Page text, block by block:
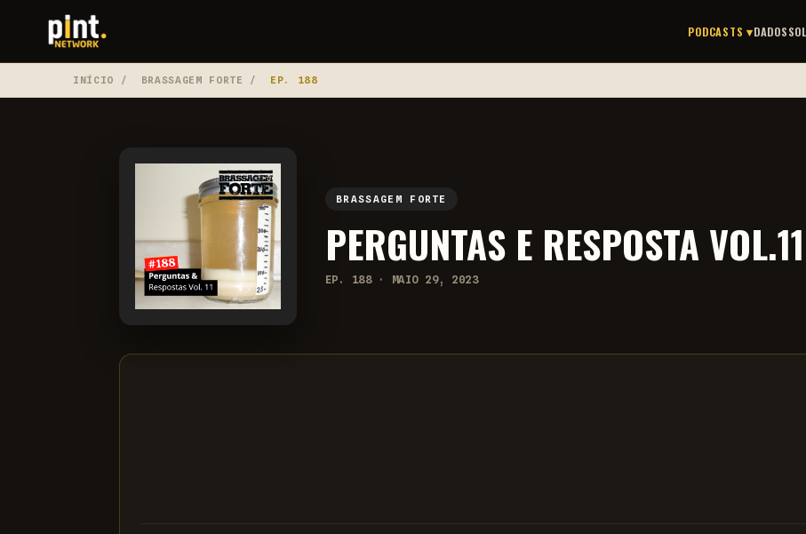
PODCASTS ▾DADOS
INÍCIO / BRASSAGEM FORTE / EP. 188
BRASSAGEM FORTE
PERGUNTAS E RESPOSTA VOL.11
EP. 188 · MAIO 29, 2023